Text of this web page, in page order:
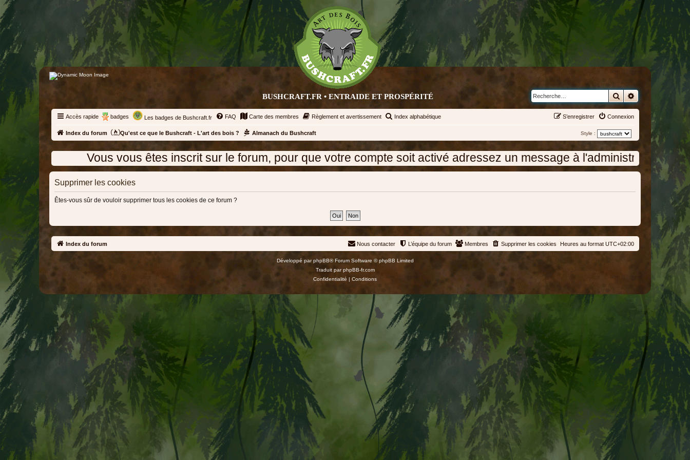
RechercherRecherche
BUSHCRAFT.FR • ENTRAIDE ET PROSPÉRITÉ
Accès rapide badges Les badges de Bushcraft.fr FAQ Carte des membres Règlement et avertissement Index alphabétique Connexion
S’enregistrer
Index du forum Style :
Qu'est ce que le Bushcraft - L'art des bois ? Almanach du Bushcraft
Vous vous êtes inscrit sur le forum, pour que votre compte soit activé adressez un message à l'administration en
Supprimer les cookies
Êtes-vous sûr de vouloir supprimer tous les cookies de ce forum ?
Index du forum Heures au format UTC+02:00
Supprimer les cookies
Membres
L’équipe du forum
Nous contacter
Développé parphpBB® Forum Software © phpBB Limited
Traduit parphpBB-fr.com
Confidentialité | Conditions